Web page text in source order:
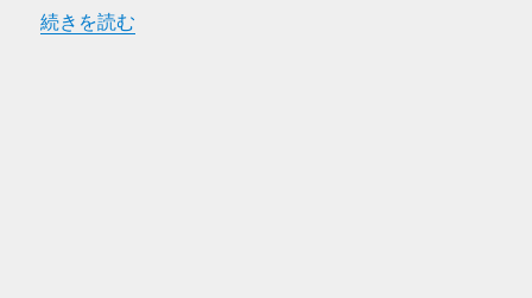
“Xiaomi の ハイブリッドイヤホンが届いたのでまずは
続きを読む